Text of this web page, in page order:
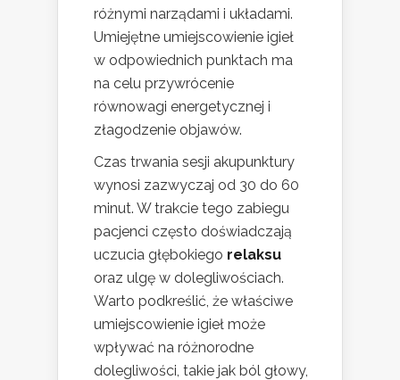
różnymi narządami i układami.
Umiejętne umiejscowienie igieł
w odpowiednich punktach ma
na celu przywrócenie
równowagi energetycznej i
złagodzenie objawów.
Czas trwania sesji akupunktury
wynosi zazwyczaj od 30 do 60
minut. W trakcie tego zabiegu
pacjenci często doświadczają
uczucia głębokiego relaksu
oraz ulgę w dolegliwościach.
Warto podkreślić, że właściwe
umiejscowienie igieł może
wpływać na różnorodne
dolegliwości, takie jak ból głowy,